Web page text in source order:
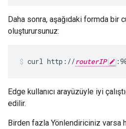
Daha sonra, aşağıdaki formda bir
oluşturursunuz:
curl http://routerIP
Edge kullanıcı arayüzüyle iyi
edilir.
Birden fazla Yönlendiriciniz varsa